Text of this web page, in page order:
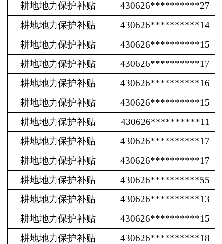
耕地地力保护补贴
430626**********27
耕地地力保护补贴
430626**********14
耕地地力保护补贴
430626**********15
耕地地力保护补贴
430626**********17
耕地地力保护补贴
430626**********16
耕地地力保护补贴
430626**********15
耕地地力保护补贴
430626**********11
耕地地力保护补贴
430626**********17
耕地地力保护补贴
430626**********17
耕地地力保护补贴
430626**********55
耕地地力保护补贴
430626**********13
耕地地力保护补贴
430626**********15
耕地地力保护补贴
430626**********18